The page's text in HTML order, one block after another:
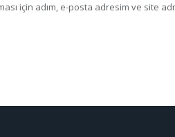
için adım, e-posta adresim ve site